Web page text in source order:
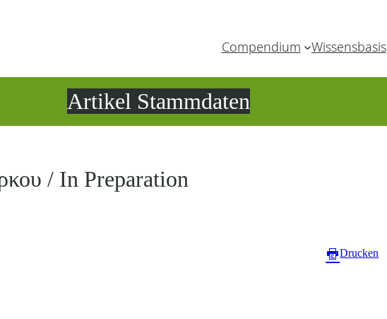
Compendium Wissensbasis
Artikel Stammdaten
/ In Preparation
Drucken